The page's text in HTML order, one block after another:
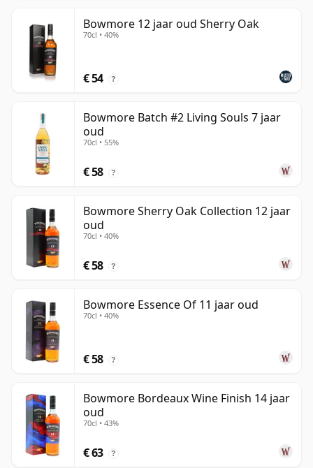
Bowmore 12 jaar oud Sherry Oak
70cl • 40%
€ 54 ?
Bowmore Batch #2 Living Souls 7 jaar
oud
70cl • 55%
€ 58 ?
Bowmore Sherry Oak Collection 12 jaar
oud
70cl • 40%
€ 58 ?
Bowmore Essence Of 11 jaar oud
70cl • 40%
€ 58 ?
Bowmore Bordeaux Wine Finish 14 jaar
oud
70cl • 43%
€ 63 ?